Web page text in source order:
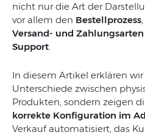
nicht nur die Art der
vor allem den Bestellprozess
Versand- und Zahlungsarten
Support.
In diesem Artikel erklären
Unterschiede zwischen
Produkten, sondern zeigen
korrekte Konfiguration im
Verkauf automatisiert, das